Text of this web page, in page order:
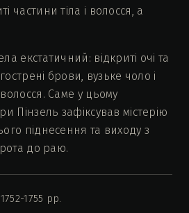
частини тіла і волосся, а
екстатичний: відкриті очі та
брови, вузьке чоло і
Саме у цьому
Пінзель зафіксував містерію
піднесення та виходу з
до раю.
1752-1755 рр.